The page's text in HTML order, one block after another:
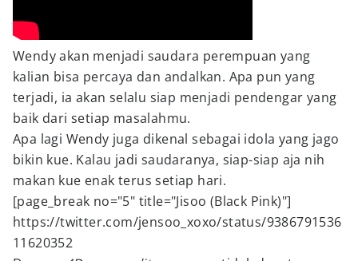
Wendy akan menjadi saudara perempuan yang
kalian bisa percaya dan andalkan. Apa pun yang
terjadi, ia akan selalu siap menjadi pendengar yang
baik dari setiap masalahmu.
Apa lagi Wendy juga dikenal sebagai idola yang jago
bikin kue. Kalau jadi saudaranya, siap-siap aja nih
makan kue enak terus setiap hari.
[page_break no="5" title="Jisoo (Black Pink)"]
https://twitter.com/jensoo_xoxo/status/9386791536
11620352